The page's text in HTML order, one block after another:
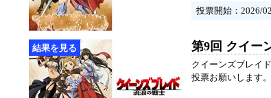
投票開始：2026/
第9回 クイー
クイーンズブレイ
投票お願いします。